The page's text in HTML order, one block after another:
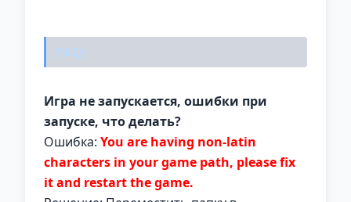
FAQ:
Игра не запускается, ошибки при
запуске, что делать?
Ошибка: You are having non-latin
characters in your game path, please fix
it and restart the game.